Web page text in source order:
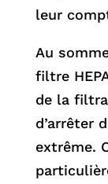
leur
Au
filtre
de la
d’arrêter
extrême.